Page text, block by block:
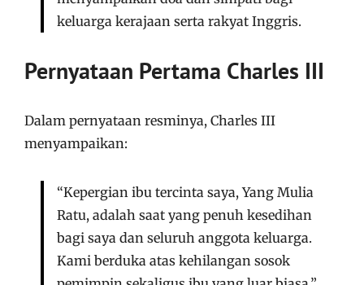
keluarga kerajaan serta rakyat Inggris.
Pernyataan Pertama Charles III
Dalam pernyataan resminya, Charles III
menyampaikan:
“Kepergian ibu tercinta saya, Yang Mulia
Ratu, adalah saat yang penuh kesedihan
bagi saya dan seluruh anggota keluarga.
Kami berduka atas kehilangan sosok